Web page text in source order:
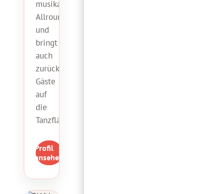
musikalischer
Allrounder
und
bringt
auch
zurückhaltende
Gäste
auf
die
Tanzfläche.
Profil
ansehen